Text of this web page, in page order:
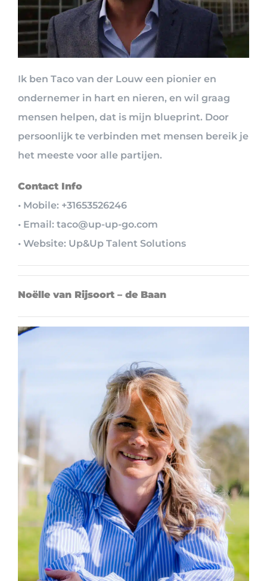
Ik ben Taco van der Louw een pionier en
ondernemer in hart en nieren, en wil graag
mensen helpen, dat is mijn blueprint. Door
persoonlijk te verbinden met mensen bereik je
het meeste voor alle partijen.
Contact Info
• Mobile: +31653526246
• Email: taco@up-up-go.com
• Website: Up&Up Talent Solutions
Noëlle van Rijsoort – de Baan